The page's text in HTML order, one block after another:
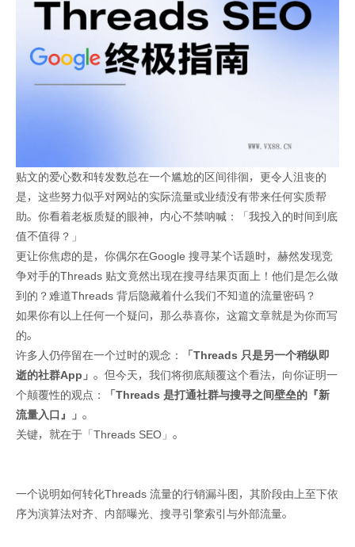
贴文的爱心数和转发数总在一个尴尬的区间徘徊，更令人沮丧的
是，这些努力似乎对网站的实际流量或业绩没有带来任何实质帮
助。你看着老板质疑的眼神，内心不禁呐喊：「我投入的时间到底
值不值得？」
更让你焦虑的是，你偶尔在Google 搜寻某个话题时，赫然发现竞
争对手的Threads 贴文竟然出现在搜寻结果页面上！他们是怎么做
到的？难道Threads 背后隐藏着什么我们不知道的流量密码？
如果你有以上任何一个疑问，那么恭喜你，这篇文章就是为你而写
的。
许多人仍停留在一个过时的观念：
「Threads 只是另一个稍纵即
逝的社群App」 。但今天，我们将彻底颠覆这个看法，向你证明一
个颠覆性的观点：
「Threads 是打通社群与搜寻之间壁垒的『新
流量入口』」 。
关键，就在于「Threads SEO」。
一个说明如何转化Threads 流量的行销漏斗图，其阶段由上至下依
序为演算法对齐、内部曝光、搜寻引擎索引与外部流量。